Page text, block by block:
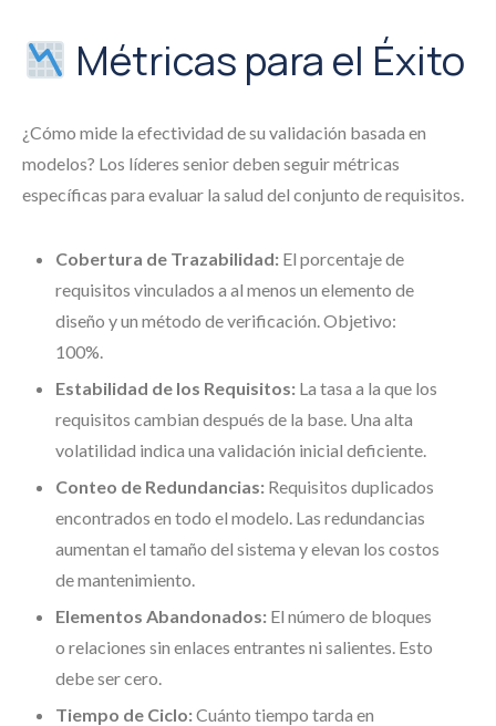
Métricas para el Éxito
¿Cómo mide la efectividad de su validación basada en
modelos? Los líderes senior deben seguir métricas
específicas para evaluar la salud del conjunto de requisitos.
Cobertura de Trazabilidad: El porcentaje de
requisitos vinculados a al menos un elemento de
diseño y un método de verificación. Objetivo:
100%.
Estabilidad de los Requisitos: La tasa a la que los
requisitos cambian después de la base. Una alta
volatilidad indica una validación inicial deficiente.
Conteo de Redundancias: Requisitos duplicados
encontrados en todo el modelo. Las redundancias
aumentan el tamaño del sistema y elevan los costos
de mantenimiento.
Elementos Abandonados: El número de bloques
o relaciones sin enlaces entrantes ni salientes. Esto
debe ser cero.
Tiempo de Ciclo:Cuánto tiempo tarda en